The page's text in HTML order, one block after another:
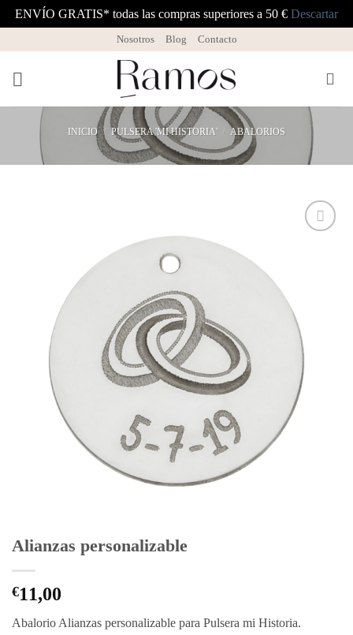
ENVÍO GRATIS* todas las compras superiores a 50 € Descartar
contenido
Nosotros Blog Contacto
INICIO / PULSERA 'MI HISTORIA' ABALORIOS
Alianzas personalizable
€11,00
Abalorio Alianzas personalizable para Pulsera mi Historia.